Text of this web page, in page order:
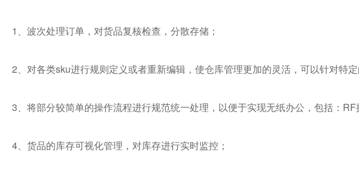
1、波次处理订单，对货品复核检查，分散存储；
2、对各类sku进行规则定义或者重新编辑，使仓库管理更加的灵活，可以针对特
3、将部分较简单的操作流程进行规范统一处理，以便于实现无纸办公，包括：
4、货品的库存可视化管理，对库存进行实时监控；